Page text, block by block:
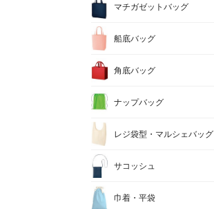
マチガゼットバッグ
船底バッグ
角底バッグ
ナップバッグ
レジ袋型・マルシェバッグ
サコッシュ
巾着・平袋